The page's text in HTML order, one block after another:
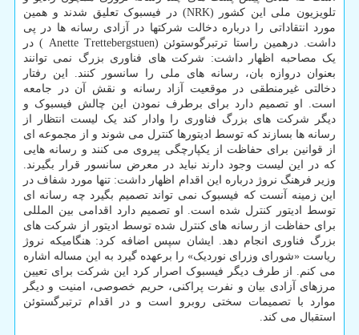
تلویزیون ملی این کشور (NRK) در فیسبوک تعلیق شدند و همین
مورد انتقاداتی را درباره دخالت شرکتها در آزادی رسانه ها در پی
داشت. درهمین راستا ترتبرگوستوئن (Anette Trettebergstuen ) در
یک مصاحبه اظهار داشت: شرکت های فناوری بزرگ نمی توانند
بعنوان دروازه بان، رسانه های ملی را سانسور کنند. این رفتار
دخالتی غیرمنطقی در موقعیت آزاد رسانه و نقش آن در جامعه
است. او تصمیم دارد برای برطرف نمودن این چالش فیسبوک و
دیگر شرکت های بزرگ فناوری را وادار کند یک لیست انتظار از
رسانه ها بسازند که توسط ادیتورها کنترل می شوند و از مجموعه ای
از قوانین برای حفاظت از یکپارچگی پیروی می کنند و رسانه هایی
که در این لیست وجود دارند نباید در معرض سانسور قرار بگیرند.
وزیر فرهنگ نروژ درباره این اقدام اظهار داشت: تنها مورد شفاف در
این زمینه آنست که فیسبوک نمی تواند تصمیم بگیرد چه رسانه ای
توسط ادیتور کنترل شده است. او تصمیم دارد اقدامی بین المللی
برای حفاظت از رسانه های کنترل شده توسط ادیتور از شرکت های
بزرگ فناوری انجام دهد. ایشان سپس اضافه کرد: هنگامیکه نروژ
ریاست «شورای وزرای نوردیک» را برعهده گیرد به این مساله اشاره
می کنم. از طرف دیگر فیسبوک اصرار کرد این شرکت برای تعیین
مرزهای آزادی بیان و نفرت پراکنی، حریم خصوصی، امنیت و دیگر
موارد با تصمیمات سختی روبرو است و در اقدام ترتبرگستوئن
استقبال می کند.